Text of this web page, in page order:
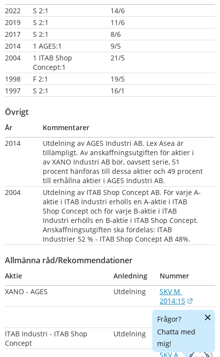
2022
S 2:1
14/6
2019
S 2:1
11/6
2017
S 2:1
8/6
2014
1 AGES:1
9/5
2004
1 ITAB Shop
Concept:1
21/5
1998 F 2:1
19/5
1997
S 2:1 16/1
Övrigt
År
Kommentarer
2014
Utdelning av AGES Industri AB. Lex Asea är
tillämpligt. Av anskaffningsutgiften för aktier i
av XANO Industri AB bör, oavsett serie, 51
procent hänföras till dessa aktier och 49 procent
till erhållna aktier i AGES Industri AB.
2004
Utdelning av ITAB Shop Concept AB. För varje A-
aktie i ITAB Industri erhölls en A-aktie i ITAB
Shop Concept och för varje B-aktie i ITAB
Industri erhölls en B-aktie i ITAB Shop Concept.
Anskaffningsutgiften ska fördelas: ITAB
Industrier 52 % - ITAB Shop Concept AB 48%.
Allmänna råd/Rekommendationer
Aktie Anledning
Nummer
XANO - AGES
Utdelning
SKV M
2014:15
SKV A
2014:21
Länk
ITAB Industri - ITAB Shop
Concept
Utdelning
SKV M
2004:08
SKV A
Frågor?
Chatta med
mig!
Dölj